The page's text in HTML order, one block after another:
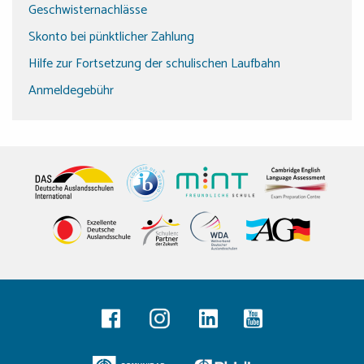
Geschwisternachlässe
Skonto bei pünktlicher Zahlung
Hilfe zur Fortsetzung der schulischen Laufbahn
Anmeldegebühr